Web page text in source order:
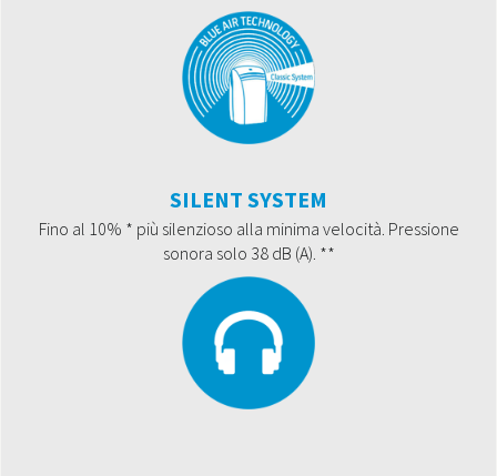
SILENT SYSTEM
Fino al 10% * più silenzioso alla minima velocità. Pressione
sonora solo 38 dB (A). **